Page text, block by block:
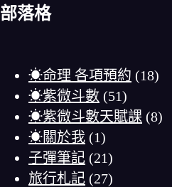
部落格
☀命理 各項預約 (18)
☀紫微斗數 (51)
☀紫微斗數天賦課 (8)
☀關於我 (1)
子彈筆記 (21)
旅行札記 (27)